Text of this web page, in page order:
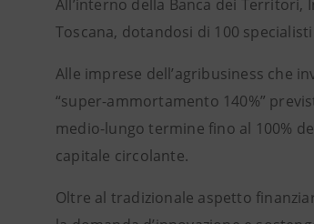
All’interno della Banca dei Territori,
Toscana, dotandosi di 100
Alle imprese dell’agribusiness che
“super-ammortamento 140%”
medio-lungo termine fino al 100%
capitale circolante.
Oltre al tradizionale aspetto